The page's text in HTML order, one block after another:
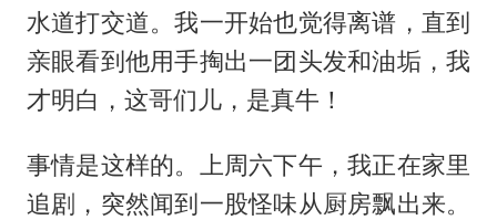
水道打交道。我一开始也觉得离谱，直到
亲眼看到他用手掏出一团头发和油垢，我
才明白，这哥们儿，是真牛！
事情是这样的。上周六下午，我正在家里
追剧，突然闻到一股怪味从厨房飘出来。